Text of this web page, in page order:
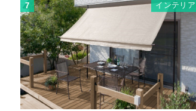
7 インテリア